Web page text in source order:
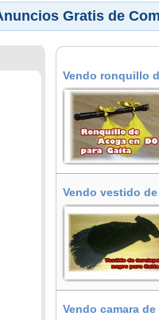
Gratis de
Vendo ronquillo
Vendo vestido
Vendo camara